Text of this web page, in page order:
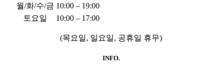
월/화/수/금 10:00 – 19:00
토요일
10:00 – 17:00
(목요일, 일요일, 공휴일 휴무)
INFO.